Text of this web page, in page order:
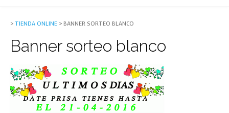
> TIENDA ONLINE > BANNER SORTEO BLANCO
Banner sorteo blanco